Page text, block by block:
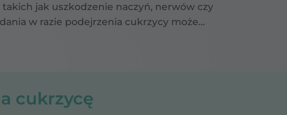
jak uszkodzenie naczyń, nerwów czy
w razie podejrzenia cukrzycy może
cukrzycę